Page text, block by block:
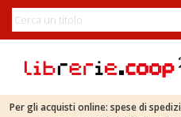
Per gli acquisti online: spese di